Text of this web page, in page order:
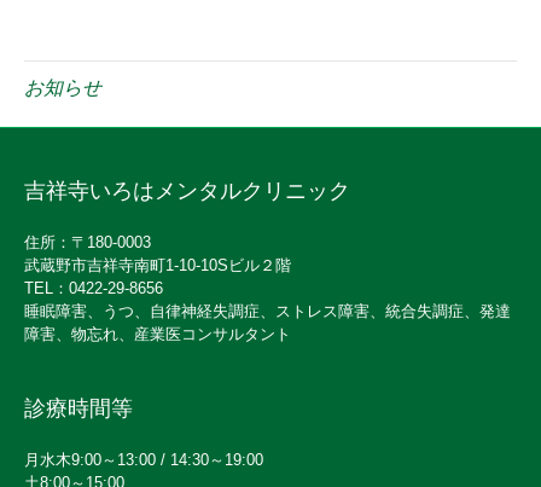
お知らせ
吉祥寺いろはメンタルクリニック
住所：〒180-0003
武蔵野市吉祥寺南町1-10-10Sビル２階
TEL：0422-29-8656
睡眠障害、うつ、自律神経失調症、ストレス障害、統合失調症、発達
障害、物忘れ、産業医コンサルタント
診療時間等
月水木9:00～13:00 / 14:30～19:00
土8:00～15:00